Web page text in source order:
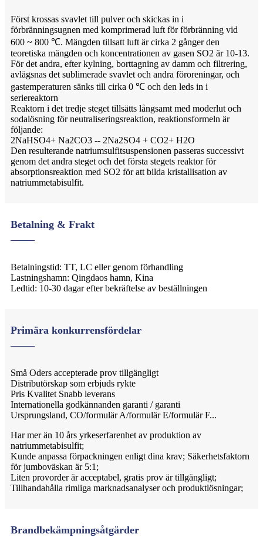
Först krossas svavlet till pulver och skickas in i
förbränningsugnen med komprimerad luft för förbränning vid
600 ~ 800 ℃. Mängden tillsatt luft är cirka 2 gånger den
teoretiska mängden och koncentrationen av gasen SO2 är 10-13.
För det andra, efter kylning, borttagning av damm och filtrering,
avlägsnas det sublimerade svavlet och andra föroreningar, och
gastemperaturen sänks till cirka 0 ℃ och den leds in i
seriereaktorn
Reaktorn i det tredje steget tillsätts långsamt med moderlut och
sodalösning för neutraliseringsreaktion, reaktionsformeln är
följande:
2NaHSO4+ Na2CO3 -- 2Na2SO4 + CO2+ H2O
Den resulterande natriumsulfitsuspensionen passeras successivt
genom det andra steget och det första stegets reaktor för
absorptionsreaktion med SO2 för att bilda kristallisation av
natriummetabisulfit.
Betalning & Frakt
Betalningstid: TT, LC eller genom förhandling
Lastningshamn: Qingdaos hamn, Kina
Ledtid: 10-30 dagar efter bekräftelse av beställningen
Primära konkurrensfördelar
Små Oders accepterade prov tillgängligt
Distributörskap som erbjuds rykte
Pris Kvalitet Snabb leverans
Internationella godkännanden garanti / garanti
Ursprungsland, CO/formulär A/formulär E/formulär F...
Har mer än 10 års yrkeserfarenhet av produktion av
natriummetabisulfit;
Kunde anpassa förpackningen enligt dina krav; Säkerhetsfaktorn
för jumboväskan är 5:1;
Liten provorder är acceptabel, gratis prov är tillgängligt;
Tillhandahålla rimliga marknadsanalyser och produktlösningar;
Brandbekämpningsåtgärder